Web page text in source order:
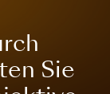
Sie